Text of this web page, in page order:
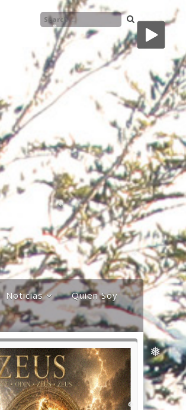
❅
❅
❅
Noticias
Documentales y
Reportajes
Noticias
Internacionales
Noticias Nacionales
Quien Soy